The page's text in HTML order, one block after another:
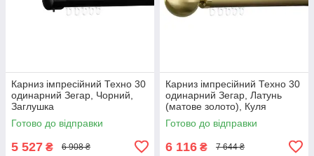
Карниз імпресійний Техно 30
одинарний Зегар, Чорний,
Заглушка
Готово до відправки
5 527 ₴ 6 908 ₴
Карниз імпресійний Техно 30
одинарний Зегар, Латунь
(матове золото), Куля
Готово до відправки
6 116 ₴ 7 644 ₴